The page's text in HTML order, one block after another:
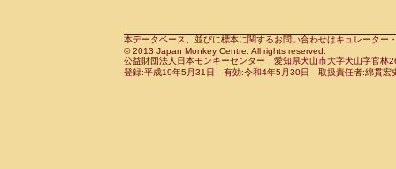
CercopithecidaePapio anubis(0)
CercopithecidaePapio cynocephalus
CercopithecidaePapio hamadryas(0)
CebidaeSaguinus leucopus(0)
CebidaeSaguinus midas(0)
Cebidae Saguinus mystax(0)
本データベース、並びに標本に関するお問い合わせはキュレータ
© 2013 Japan Monkey Centre. All rights reserved.
公益財団法人日本モンキーセンター 愛知県犬山市大字犬山字官
登録:平成19年5月31日 有効:令和4年5月30日 取扱責任者:綿貫宏